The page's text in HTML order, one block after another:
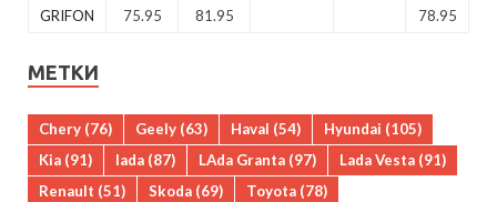
GRIFON
75.95 81.95 78.95
МЕТКИ
Chery (76) Geely (63) Haval (54) Hyundai (105)
Kia (91) lada (87) LAda Granta (97) Lada Vesta (91)
Renault (51) Skoda (69) Toyota (78)